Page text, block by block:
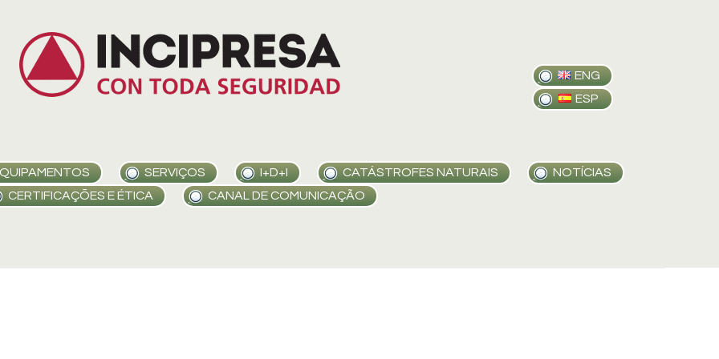
ENG
ESP
SERVIÇOS I+D+I CATÁSTROFES NATURAIS
NOTÍCIAS
CERTIFICAÇÕES E ÉTICA
CANAL DE COMUNICAÇÃO